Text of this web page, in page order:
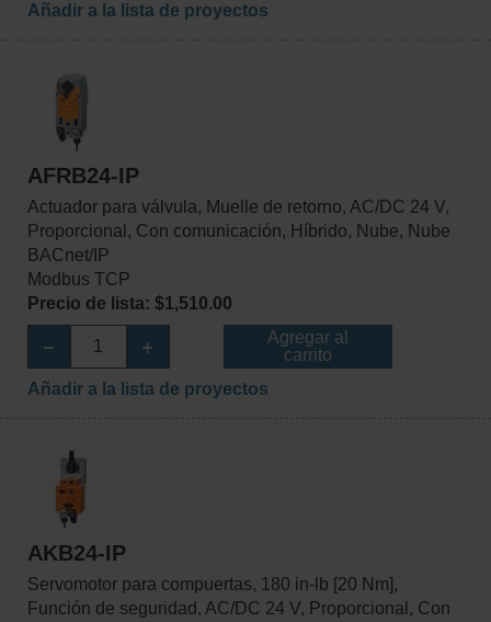
Añadir a la lista de proyectos
AFRB24-IP
Actuador para válvula, Muelle de retorno, AC/DC 24 V,
Proporcional, Con comunicación, Híbrido, Nube, Nube
BACnet/IP
Modbus TCP
Precio de lista: $1,510.00
Agregar al
carrito
Añadir a la lista de proyectos
AKB24-IP
Servomotor para compuertas, 180 in-lb [20 Nm],
Función de seguridad, AC/DC 24 V, Proporcional, Con